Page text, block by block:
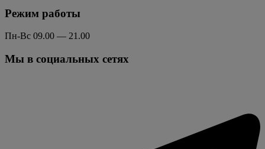
Режим работы
Пн-Вс 09.00 — 21.00
Мы в социальных сетях